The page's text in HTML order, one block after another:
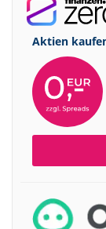
Aktien